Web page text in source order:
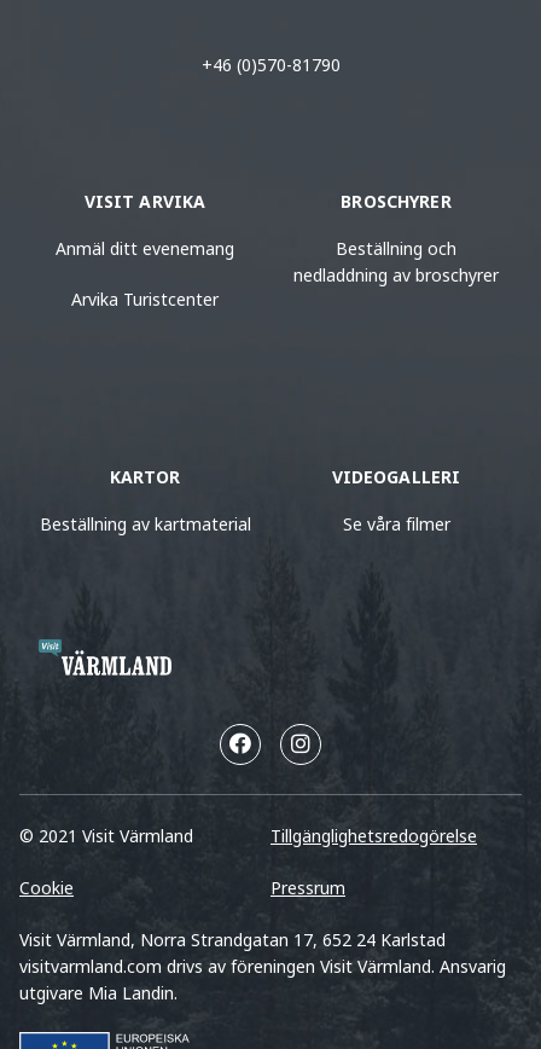
+46 (0)570-81790
VISIT ARVIKA
Anmäl ditt evenemang
Arvika Turistcenter
BROSCHYRER
Beställning och
nedladdning av broschyrer
KARTOR
Beställning av kartmaterial
VIDEOGALLERI
Se våra filmer
© 2021 Visit Värmland Tillgänglighetsredogörelse
Cookie Pressrum
Visit Värmland, Norra Strandgatan 17, 652 24 Karlstad
visitvarmland.com drivs av föreningen Visit Värmland. Ansvarig
utgivare Mia Landin.